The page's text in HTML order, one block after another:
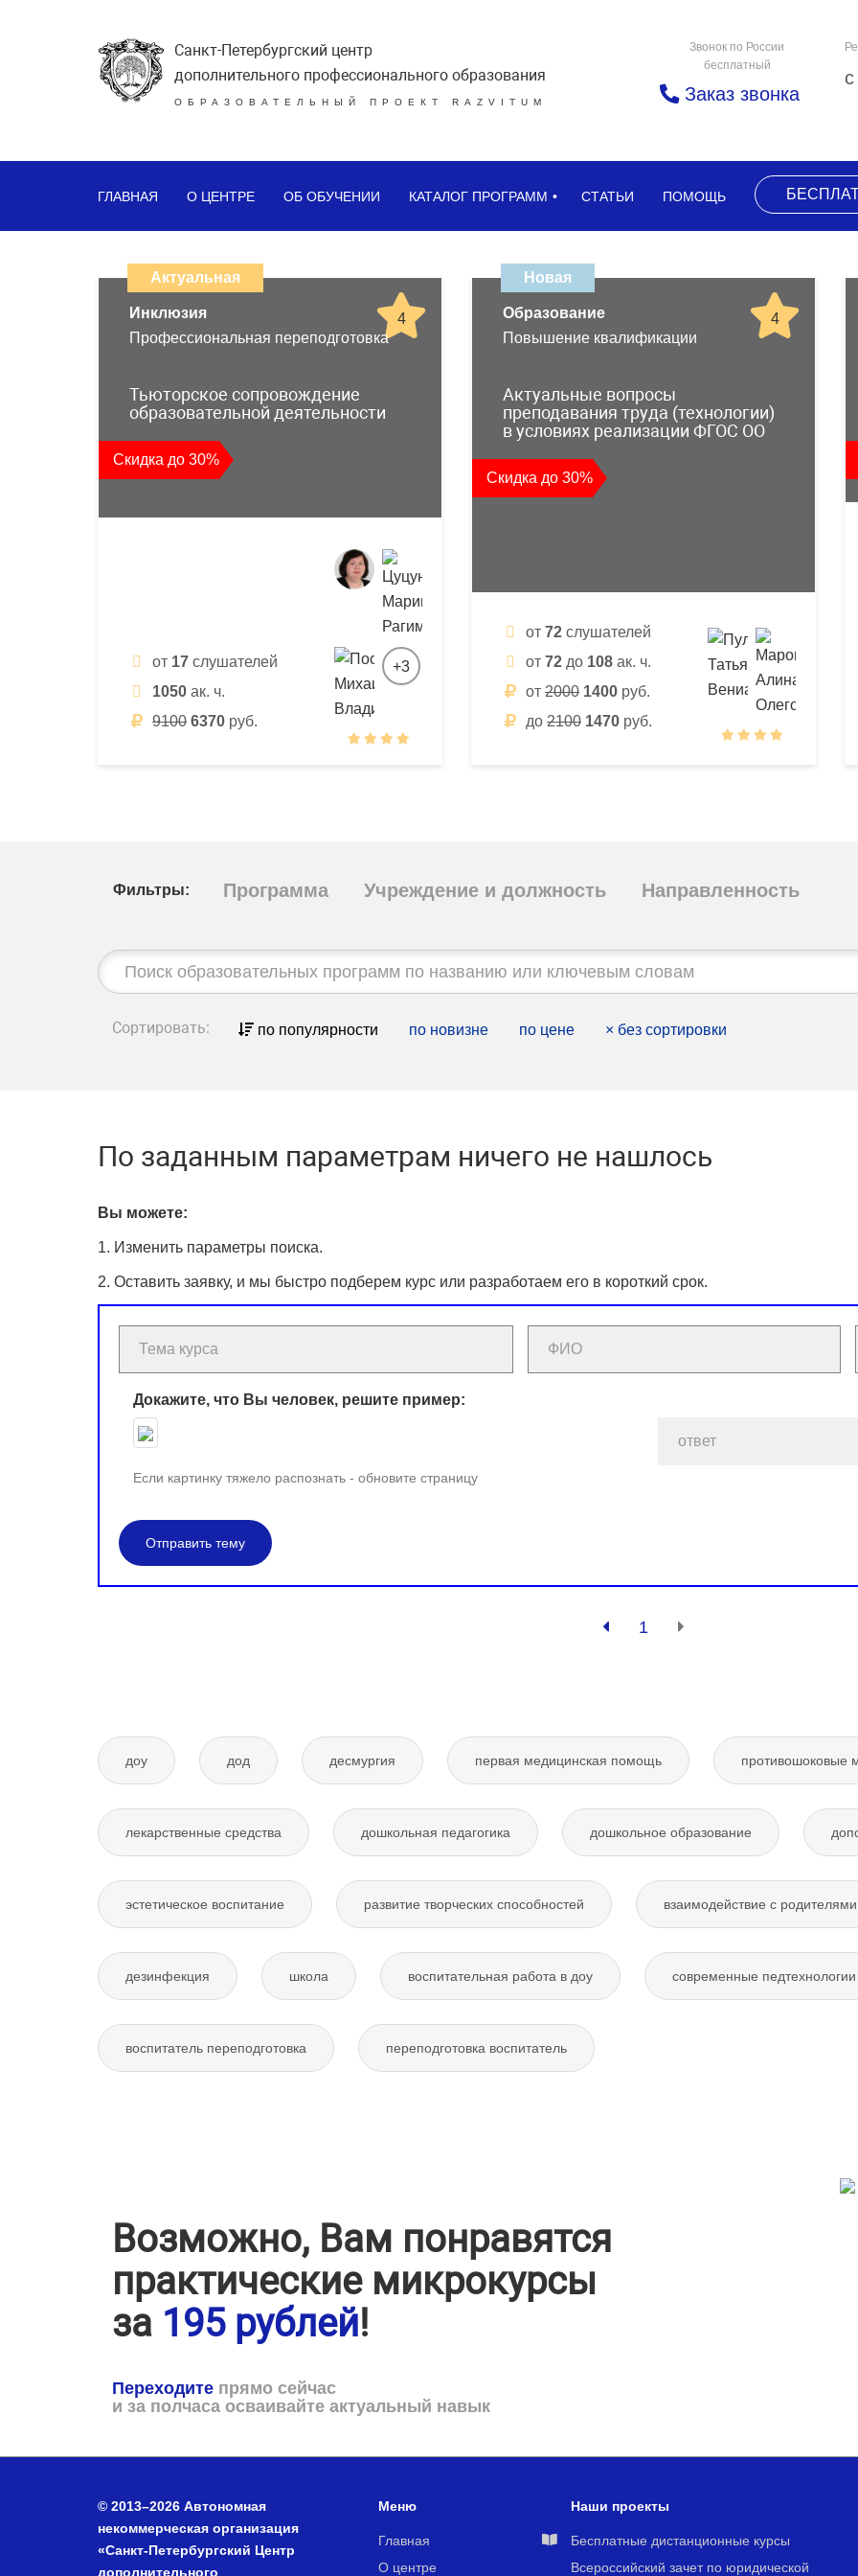
Санкт-Петербургский центр
дополнительного профессионального образования
ОБРАЗОВАТЕЛЬНЫЙ ПРОЕКТ RAZVITUM
Звонок по России
бесплатный
Заказ звонка
ГЛАВНАЯ О ЦЕНТРЕ ОБ ОБУЧЕНИИ КАТАЛОГ ПРОГРАММ СТАТЬИ ПОМОЩЬ
дистанционных
образовательных
повышения
квалификации
и
профессиональной
переподготовки
Актуальная
4
Инклюзия
Профессиональная переподготовка
Тьюторское сопровождение
образовательной деятельности
Скидка до 30%
от 17 слушателей
1050 ак. ч.
9100 6370 руб.
+3
Новая
4
Образование
Повышение квалификации
Актуальные вопросы
преподавания труда (технологии)
в условиях реализации ФГОС ОО
Скидка до 30%
от 72 слушателей
от 72 до 108 ак. ч.
от 2000 1400 руб.
до 2100 1470 руб.
Фильтры: Программа Учреждение и должность Направленность
Строка
поиска:
Сортировать: по популярности по новизне по цене × без сортировки
По заданным параметрам ничего не нашлось
Вы можете:
1. Изменить параметры поиска.
2. Оставить заявку, и мы быстро подберем курс или разработаем его в короткий срок.
Докажите, что Вы человек, решите пример:
Если картинку тяжело распознать - обновите страницу
Отправить тему
1
доу дод десмургия первая медицинская помощь противошоковые
лекарственные средства дошкольная педагогика дошкольное образование
эстетическое воспитание развитие творческих способностей взаимодействие с родителями
дезинфекция школа воспитательная работа в доу современные
воспитатель переподготовка переподготовка воспитатель
Возможно, Вам понравятся
практические микрокурсы
за 195 рублей!
Переходите прямо сейчас
и за полчаса осваивайте актуальный навык
© 2013–2026 Автономная
некоммерческая организация
«Санкт-Петербургский Центр
дополнительного
Меню
Главная
О центре
Наши проекты
Бесплатные дистанционные курсы
Всероссийский зачет по юридической